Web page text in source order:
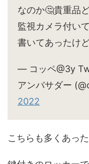
なのか🤔貴重品
監視カメラ付い
書いてあったけ
— コッペ@3y
アンバサダー
2022
こちらも多くあっ